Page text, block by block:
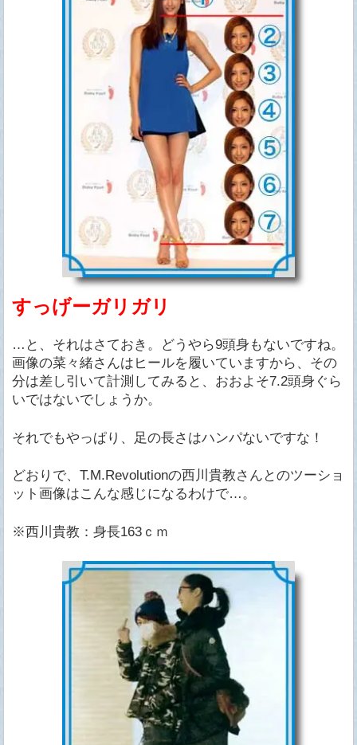
すっげーガリガリ
…と、それはさておき。どうやら9頭身もないですね。
画像の菜々緒さんはヒールを履いていますから、その
分は差し引いて計測してみると、おおよそ7.2頭身ぐら
いではないでしょうか。
それでもやっぱり、足の長さはハンパないですな！
どおりで、T.M.Revolutionの西川貴教さんとのツーショ
ット画像はこんな感じになるわけで…。
※西川貴教：身長163ｃｍ